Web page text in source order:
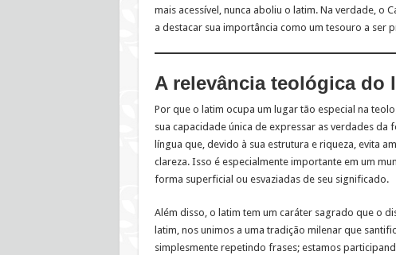
mais acessível, nunca aboliu o latim. Na verdade, o
a destacar sua importância como um tesouro a ser
A relevância teológica do
Por que o latim ocupa um lugar tão especial na
sua capacidade única de expressar as verdades da
língua que, devido à sua estrutura e riqueza, evita
clareza. Isso é especialmente importante em um
forma superficial ou esvaziadas de seu significado.
Além disso, o latim tem um caráter sagrado que o
latim, nos unimos a uma tradição milenar que
simplesmente repetindo frases; estamos